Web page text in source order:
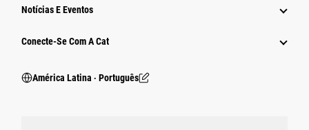
Notícias E Eventos
Conecte-Se Com A Cat
América Latina ‧ Português